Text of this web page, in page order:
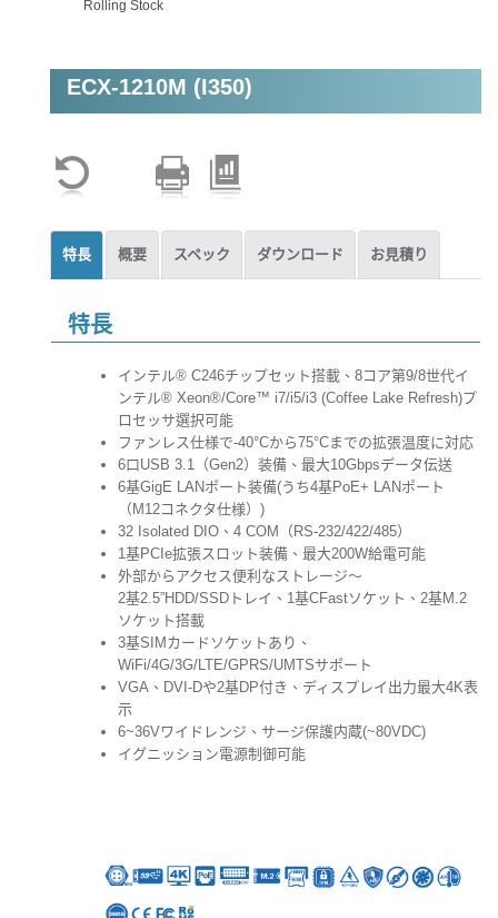
Rolling Stock
Machine Vision
ECX-1210M (I350)
特長 概要 スペック ダウンロード お見積り
特長
インテル® C246チップセット搭載、8コア第9/8世代イ
ンテル® Xeon®/Core™ i7/i5/i3 (Coffee Lake Refresh)プ
ロセッサ選択可能
ファンレス仕様で-40°Cから75°Cまでの拡張温度に対応
6口USB 3.1（Gen2）装備、最大10Gbpsデータ伝送
6基GigE LANポート装備(うち4基PoE+ LANポート
（M12コネクタ仕様）)
32 Isolated DIO、4 COM（RS-232/422/485）
1基PCIe拡張スロット装備、最大200W給電可能
外部からアクセス便利なストレージ～
2基2.5”HDD/SSDトレイ、1基CFastソケット、2基M.2
ソケット搭載
3基SIMカードソケットあり、
WiFi/4G/3G/LTE/GPRS/UMTSサポート
VGA、DVI-Dや2基DP付き、ディスプレイ出力最大4K表
示
6~36Vワイドレンジ、サージ保護内蔵(~80VDC)
イグニッション電源制御可能